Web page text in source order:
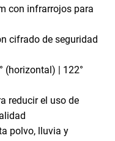
con infrarrojos para
cifrado de seguridad
(horizontal) | 122°
reducir el uso de
polvo, lluvia y